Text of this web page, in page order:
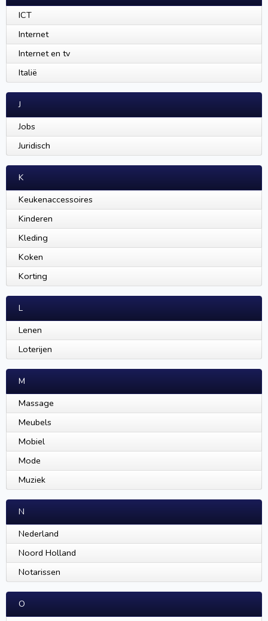
ICT
Internet
Internet en tv
Italië
J
Jobs
Juridisch
K
Keukenaccessoires
Kinderen
Kleding
Koken
Korting
L
Lenen
Loterijen
M
Massage
Meubels
Mobiel
Mode
Muziek
N
Nederland
Noord Holland
Notarissen
O